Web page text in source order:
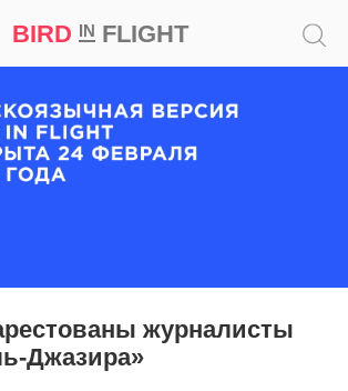
BIRD INFLIGHT
журналисты
Джазира»